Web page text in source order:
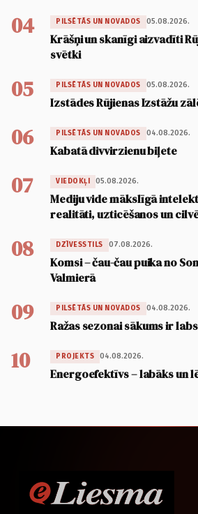
04 PILSĒTĀS UN NOVADOS 05.08.2026.
Krāšņi un skanīgi aizvadīti
svētki
05 PILSĒTĀS UN NOVADOS 05.08.2026.
Izstādes Rūjienas Izstāžu
06 PILSĒTĀS UN NOVADOS 04.08.2026.
Kabatā divvirzienu biļete
07 VIEDOKĻI 05.08.2026.
Mediju vide mākslīgā
realitāti, uzticēšanos un
08 DZĪVESSTILS 07.08.2026.
Komsi – čau-čau puika no
Valmierā
09 PILSĒTĀS UN NOVADOS 04.08.2026.
Ražas sezonai sākums ir labs
10 PROJEKTS 04.08.2026.
Energoefektīvs – labāks un